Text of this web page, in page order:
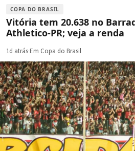
COPA DO BRASIL
Vitória tem 20.638 no
Athletico-PR; veja a renda
1d atrás·Em Copa do Brasil